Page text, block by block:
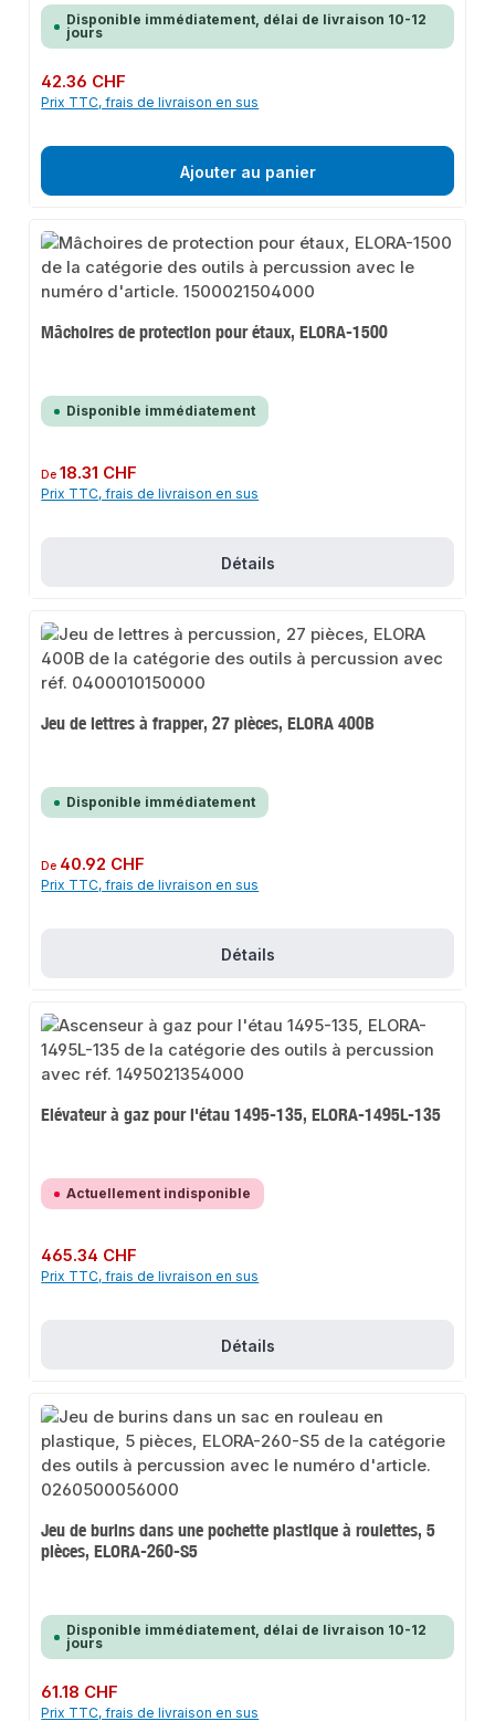
Disponible immédiatement, délai de livraison 10-12
jours
Prix régulier :
42.36 CHF
Prix TTC, frais de livraison en sus
Ajouter au panier
Mâchoires de protection pour étaux, ELORA-1500
Disponible immédiatement
Prix régulier :
De18.31 CHF
Prix TTC, frais de livraison en sus
Détails
Jeu de lettres à frapper, 27 pièces, ELORA 400B
Disponible immédiatement
Prix régulier :
De 40.92 CHF
Prix TTC, frais de livraison en sus
Détails
Elévateur à gaz pour l'étau 1495-135, ELORA-1495L-135
Actuellement indisponible
Prix régulier :
465.34 CHF
Prix TTC, frais de livraison en sus
Détails
Jeu de burins dans une pochette plastique à roulettes, 5
pièces, ELORA-260-S5
Disponible immédiatement, délai de livraison 10-12
jours
Prix régulier :
61.18 CHF
Prix TTC, frais de livraison en sus